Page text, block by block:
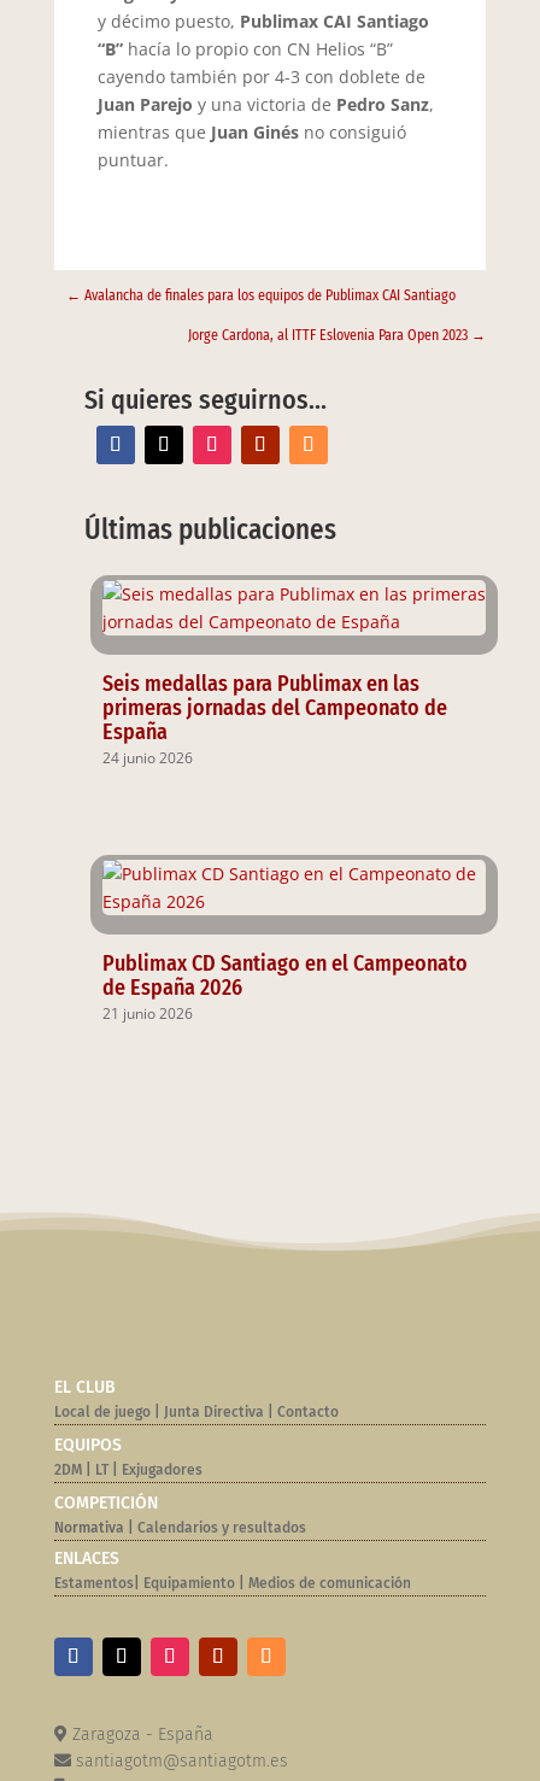
y décimo puesto, Publimax CAI Santiago
“B”hacía lo propio con CN Helios “B”
cayendo también por 4-3 con doblete de
Juan Parejo y una victoria de Pedro Sanz,
mientras que Juan Ginésno consiguió
puntuar.
← Avalancha de finales para los equipos de Publimax CAI Santiago
Jorge Cardona, al ITTF Eslovenia Para Open 2023 →
Si quieres seguirnos…
Últimas publicaciones
Seis medallas para Publimax en las
primeras jornadas del Campeonato de
España
24 junio 2026
Publimax CD Santiago en el Campeonato
de España 2026
21 junio 2026
EL CLUB
Local de juego| Junta Directiva Contacto
EQUIPOS
2DM| LT| Exjugadores
COMPETICIÓN
Normativa | Calendarios y resultados
ENLACES
Estamentos| Equipamiento| Medios de comunicación
Zaragoza - España
santiagotm@santiagotm.es